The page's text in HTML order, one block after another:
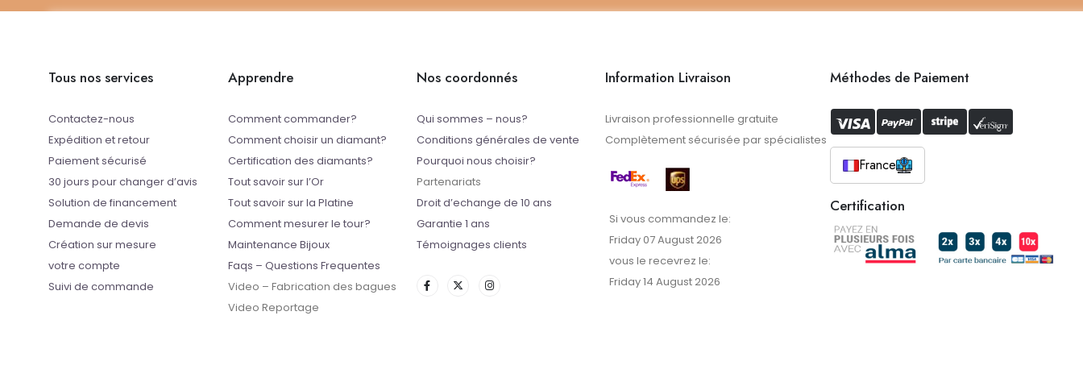
Tous nos services
Contactez-nous
Expédition et retour
Paiement sécurisé
30 jours pour changer d’avis
Solution de financement
Demande de devis
Création sur mesure
votre compte
Suivi de commande
Apprendre
Comment commander?
Comment choisir un diamant?
Certification des diamants?
Tout savoir sur l’Or
Tout savoir sur la Platine
Comment mesurer le tour?
Maintenance Bijoux
Faqs – Questions Frequentes
Video – Fabrication des bagues
Video Reportage
Nos coordonnés
Qui sommes – nous?
Conditions générales de vente
Pourquoi nous choisir?
Partenariats
Droit d’echange de 10 ans
Garantie 1 ans
Témoignages clients
Information Livraison
Livraison professionnelle gratuite
Complètement sécurisée par spécialistes
Si vous commandez le:
Friday 07 August 2026
vous le recevrez le:
Friday 14 August 2026
Méthodes de Paiement
France
Certification